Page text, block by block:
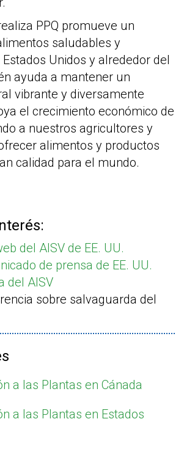
PPQ promueve un
saludables y
Unidos y alrededor del
ayuda a mantener un
vibrante y diversamente
el crecimiento económico de
a nuestros agricultores y
alimentos y productos
calidad para el mundo.
del AISV de EE. UU.
de prensa de EE. UU.
del AISV
sobre salvaguarda del
a las Plantas en Cánada
a las Plantas en Estados